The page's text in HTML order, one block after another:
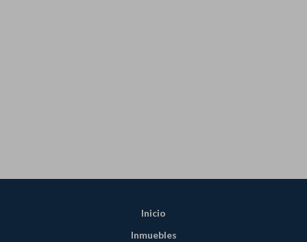
Inicio
Inmuebles